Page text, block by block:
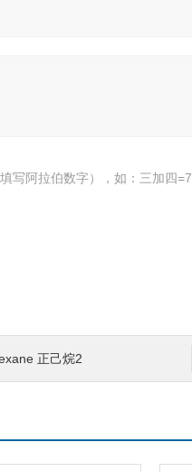
写阿拉伯数字），如：三加四=7
正己烷2